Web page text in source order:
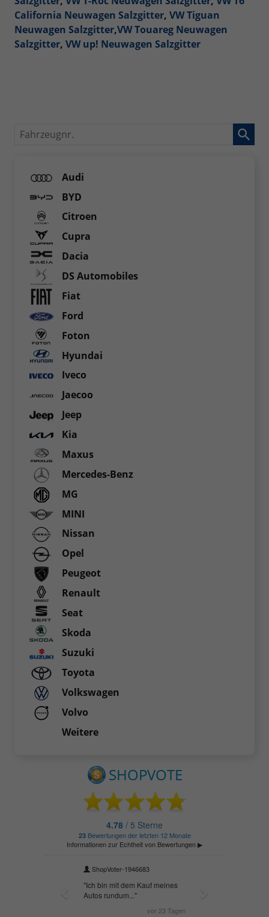
California Neuwagen Salzgitter, VW Tiguan
Neuwagen Salzgitter,VW Touareg Neuwagen
Salzgitter, VW up! Neuwagen Salzgitter
Fahrzeugnr.
Audi
BYD
Citroen
Cupra
Dacia
DS Automobiles
Fiat
Ford
Foton
Hyundai
Iveco
Jaecoo
Jeep
Kia
Maxus
Mercedes-Benz
MG
MINI
Nissan
Opel
Peugeot
Renault
Seat
Skoda
Suzuki
Toyota
Volkswagen
Volvo
Weitere